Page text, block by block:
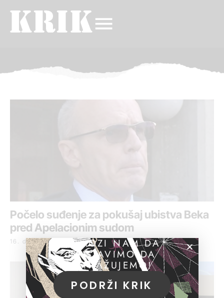
Počelo suđenje za pokušaj ubistva Beka
pred Apelacionim sudom
16. decembar 2021.POMOZI NAM DA
NASTAVIMO DA
ISTRAŽUJEMO!
PODRŽI KRIK